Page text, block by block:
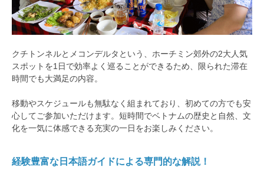
クチトンネルとメコンデルタという、ホーチミン郊外の2大人気
スポットを1日で効率よく巡ることができるため、限られた滞在
時間でも大満足の内容。
移動やスケジュールも無駄なく組まれており、初めての方でも安
心してご参加いただけます。短時間でベトナムの歴史と自然、文
化を一気に体感できる充実の一日をお楽しみください。
経験豊富な日本語ガイドによる専門的な解説！